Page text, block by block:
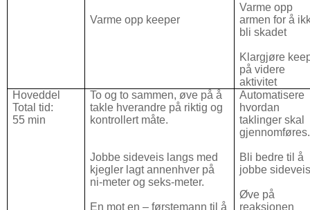
Varme opp keeper
Varme opp
armen for å
bli skadet
Klargjøre
på videre
aktivitet
Hoveddel
Total tid:
55 min
To og to sammen, øve på å
takle hverandre på riktig og
kontrollert måte.
Jobbe sideveis langs med
kjegler lagt annenhver på
ni-meter og seks-meter.
En mot en – førstemann til å
Automatisere
hvordan
taklinger skal
gjennomføres.
Bli bedre til å
jobbe
Øve på
reaksjonen